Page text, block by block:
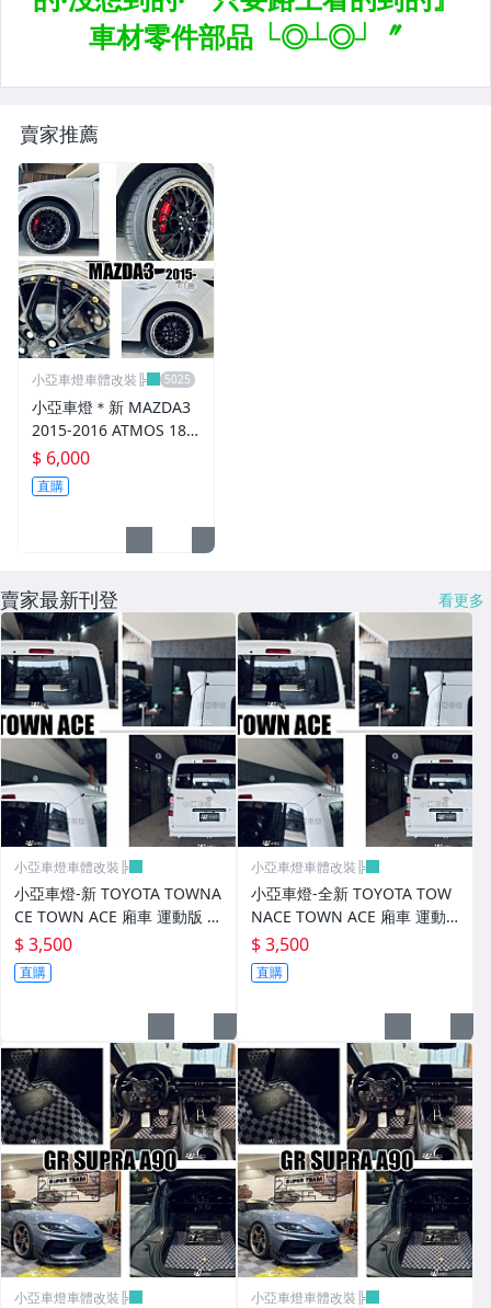
升降機.汽車零件.鈑金零件
排氣管.內龜板.下護板.擋泥板
牌照燈.室內燈.照地燈
原廠改裝水箱罩.通風網
各車系燈眉.空力套件
非常機車
車用精品百貨類.各車系晴雨窗
避震器.卡鉗.來另片.短彈簧
其它
賣家推薦
小亞車燈車體改裝╠
小亞車燈＊新 MAZDA3
2015-2016 ATMOS 18
吋 鋁圈 輪框 18*8.5 5/1
08 ET40 5孔108 銀黑車
邊 鉚釘款
$ 6,000
直購
賣家最新刊登 看更多
小亞車燈車體改裝╠
小亞車燈-新 TOYOTA TOWNA
CE TOWN ACE 廂車 運動版 尾
翼 鴨尾 素材 FRP
$ 3,500
直購
小亞車燈車體改裝╠
小亞車燈-全新 TOYOTA TOW
NACE TOWN ACE 廂車 運動
版 尾翼 鴨尾 素材 FRP
$ 3,500
直購
小亞車燈車體改裝╠ 小亞車燈車體改裝╠